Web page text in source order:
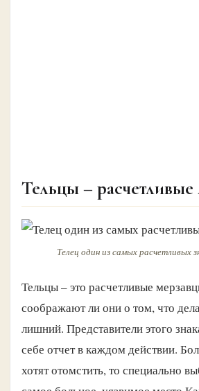
Тельцы –
Телец один из самых расчетливых
Тельцы – это расчетливые
соображают ли они о том, что
лишний. Представители этого
себе отчет в каждом действии.
хотят отомстить, то специально